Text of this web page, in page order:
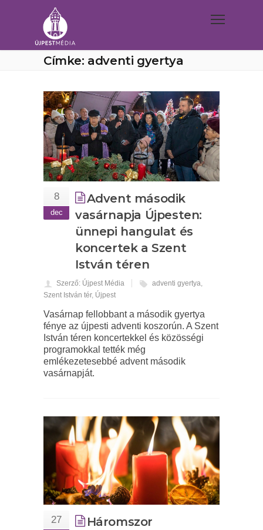
Címke: adventi gyertya
8
dec
Advent második
vasárnapja Újpesten:
ünnepi hangulat és
koncertek a Szent
István téren
Szerző: Újpest Média adventi gyertya
Szent István tér, Újpest
Vasárnap fellobbant a második gyertya
fénye az újpesti adventi koszorún. A Szent
István téren koncertekkel és közösségi
programokkal tették még
emlékezetesebbé advent második
vasárnapját.
27
Háromszor